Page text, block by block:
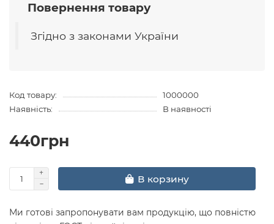
Повернення товару
Згідно з законами України
Код товару:
1000000
Наявність:
В наявності
440грн
В корзину
Ми готові запропонувати вам продукцію, що повністю